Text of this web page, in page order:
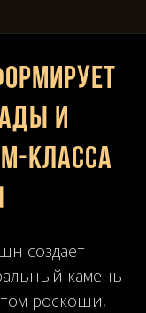
и
класса
создает
камень
роскоши,